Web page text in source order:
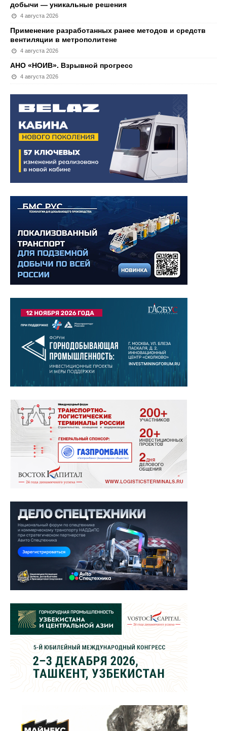
добычи — уникальные решения
4 августа 2026
Применение разработанных ранее методов и средств
вентиляции в метрополитене
4 августа 2026
АНО «НОИВ». Взрывной прогресс
4 августа 2026